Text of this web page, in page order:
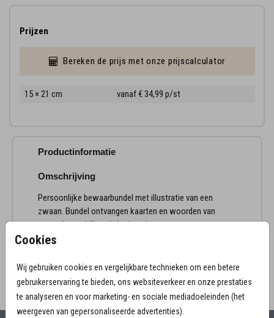
Cookies
Wij gebruiken cookies en vergelijkbare technieken om een betere
gebruikerservaring te bieden, ons websiteverkeer en onze prestaties
te analyseren en voor marketing- en sociale mediadoeleinden (het
weergeven van gepersonaliseerde advertenties).
Prijzen
Bereken de prijs met onze prijscalculator
15 × 21 cm vanaf € 34,99 p/st
Productinformatie
Omschrijving
Persoonlijke bewaarbundel met illustratie van een
zwaan. Bundel ontvangen kaarten en woorden van
troost in een blijvende herinnering.